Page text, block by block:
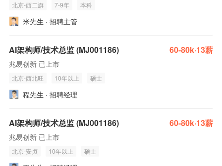
北京-西二旗 7-9年 本科
米先生 · 招聘主管
AI架构师/技术总监 (MJ001186) 60-80k·13薪
兆易创新 已上市
北京-西北旺 10年以上 硕士
程先生 · 招聘经理
AI架构师/技术总监 (MJ001186) 60-80k·13薪
兆易创新 已上市
北京-安贞 10年以上 硕士